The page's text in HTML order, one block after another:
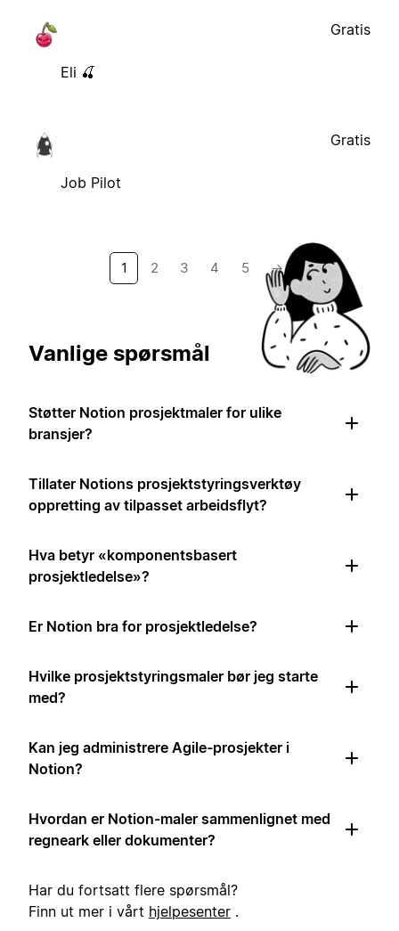
Eli 🍒
Gratis
Job Pilot
Gratis
1 2 3 4 5 →
Vanlige spørsmål
Støtter Notion prosjektmaler for ulike
bransjer?
Tillater Notions prosjektstyringsverktøy
oppretting av tilpasset arbeidsflyt?
Hva betyr «komponentsbasert
prosjektledelse»?
Er Notion bra for prosjektledelse?
Hvilke prosjektstyringsmaler bør jeg starte
med?
Kan jeg administrere Agile-prosjekter i
Notion?
Hvordan er Notion-maler sammenlignet med
regneark eller dokumenter?
Har du fortsatt flere spørsmål?
Finn ut mer i vårt hjelpesenter .